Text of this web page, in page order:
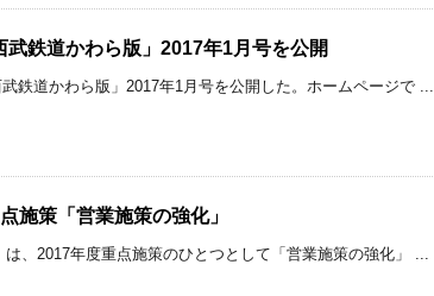
武鉄道かわら版」2017年1月号を公開
鉄道かわら版」2017年1月号を公開した。ホームページで ...
施策「営業施策の強化」
、2017年度重点施策のひとつとして「営業施策の強化」 ...